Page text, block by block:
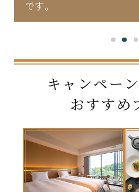
です。
キャンペー
おすすめ